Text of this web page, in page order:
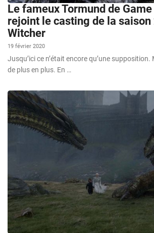
Le fameux Tormund de
rejoint le casting de la saison
Witcher
19 février 2020
Jusqu’ici ce n’était encore qu’une supposition.
de plus en plus. En …